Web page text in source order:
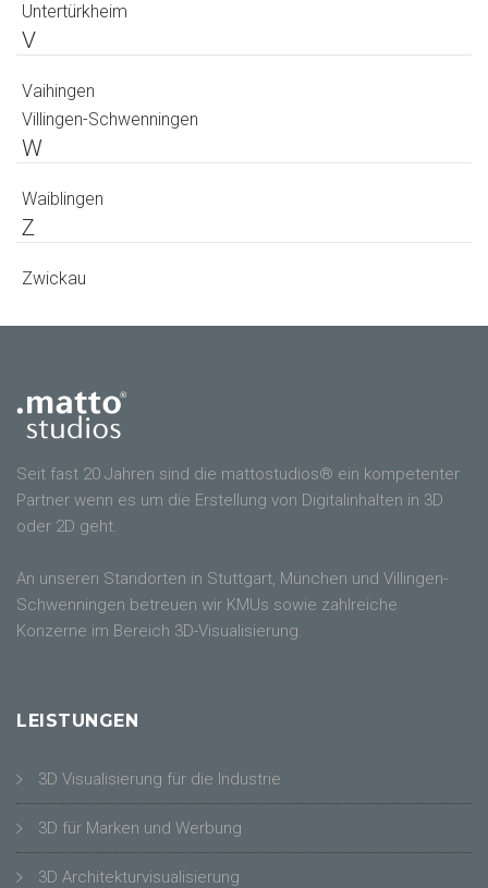
Untertürkheim
V
Vaihingen
Villingen-Schwenningen
W
Waiblingen
Z
Zwickau
Seit fast 20 Jahren sind die mattostudios® ein kompetenter
Partner wenn es um die Erstellung von Digitalinhalten in 3D
oder 2D geht.
An unseren Standorten in Stuttgart, München und Villingen-
Schwenningen betreuen wir KMUs sowie zahlreiche
Konzerne im Bereich 3D-Visualisierung.
LEISTUNGEN
3D Visualisierung für die Industrie
3D für Marken und Werbung
3D Architekturvisualisierung